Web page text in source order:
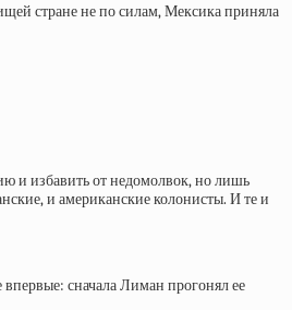
стране не по силам, Мексика приняла
и избавить от недомолвок, но лишь
и американские колонисты. И те и
сначала Лиман прогонял ее